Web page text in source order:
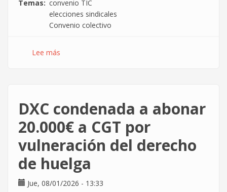
Temas
convenio TIC
elecciones sindicales
Convenio colectivo
Lee más
en
unas
elecciones
sindicales
también
votas
quién
negocia
DXC condenada a abonar
20.000€ a CGT por
vulneración del derecho
de huelga
Jue, 08/01/2026 - 13:33